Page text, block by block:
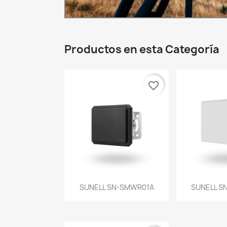
Productos en esta Categoría
Vista rápida
SUNELL SN-SMWR01A
favorite_border

SUNELL